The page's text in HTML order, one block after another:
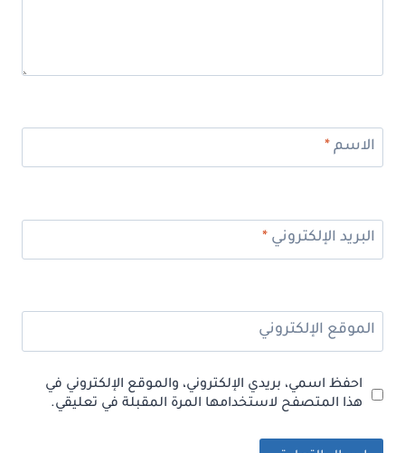
الاسم *
البريد الإلكتروني *
الموقع الإلكتروني
احفظ اسمي، بريدي الإلكتروني، والموقع الإلكتروني في
هذا المتصفح لاستخدامها المرة المقبلة في تعليقي.